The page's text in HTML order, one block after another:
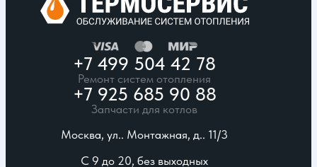
+7 499 504 42 78
Ремонт систем отопления
+7 925 685 90 88
Запчасти для котлов
Москва, ул.. Монтажная, д.. 11/3
С 9 до 20, без выходных